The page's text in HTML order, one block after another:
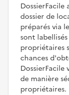
dossier de
préparés via
sont
propriétaires
chances
de manière
propriétaires.